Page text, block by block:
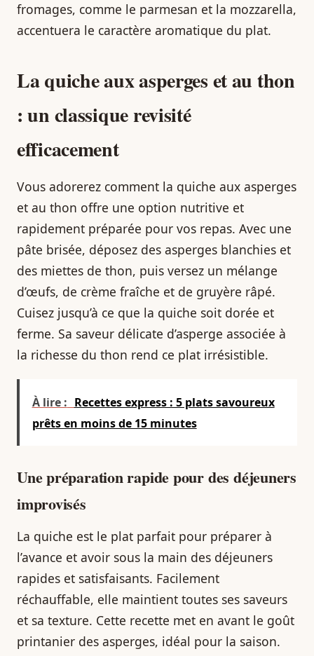
fromages, comme le parmesan et la mozzarella,
accentuera le caractère aromatique du plat.
La quiche aux asperges et au thon
: un classique revisité
efficacement
Vous adorerez comment la quiche aux asperges
et au thon offre une option nutritive et
rapidement préparée pour vos repas. Avec une
pâte brisée, déposez des asperges blanchies et
des miettes de thon, puis versez un mélange
d’œufs, de crème fraîche et de gruyère râpé.
Cuisez jusqu’à ce que la quiche soit dorée et
ferme. Sa saveur délicate d’asperge associée à
la richesse du thon rend ce plat irrésistible.
À lire : Recettes express : 5 plats savoureux
prêts en moins de 15 minutes
Une préparation rapide pour des déjeuners
improvisés
La quiche est le plat parfait pour préparer à
l’avance et avoir sous la main des déjeuners
rapides et satisfaisants. Facilement
réchauffable, elle maintient toutes ses saveurs
et sa texture. Cette recette met en avant le goût
printanier des asperges, idéal pour la saison.